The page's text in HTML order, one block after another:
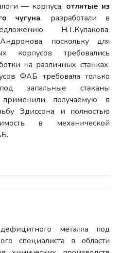
— корпуса, отлитые из
чугуна, разработали в
Н.Т.Кулакова,
поскольку для
корпусов требовались
на различных станках.
ФАБ требовала только
запальные стаканы
получаемую в
Эдиссона и полностью
в механической
металла под
специалиста в области